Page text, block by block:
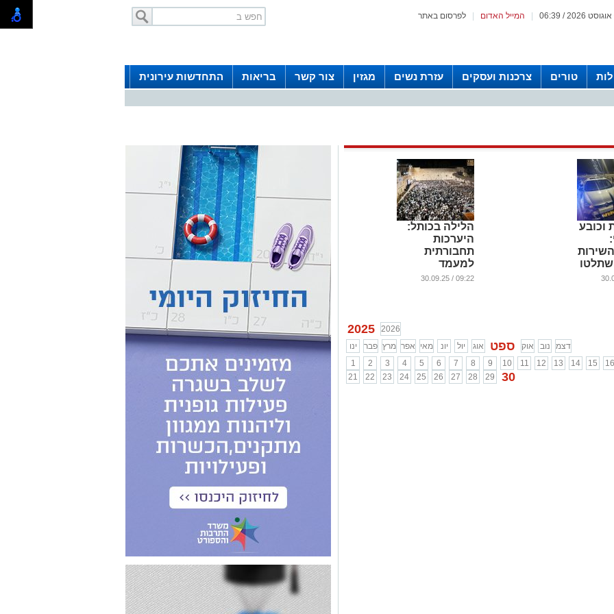
לפרסום באתר המייל האדום
טורים צרכנות ועסקים עזרת נשים מגזין צור קשר בריאות
התחדשות עירונית
וכובע
הלילה בכותל:
היערכות
תחבורתית
למעמד
הסליחות
09:22 / 30.09.25
2025
2026
ינו
פבר מרץ אפר מאי יונ יול אוג ספט אוק נוב
דצמ
1
2 3 4 5 6 7 8 9 10 11 12 13 14 15 16
21
22 23 24 25 26 27 28 29 30